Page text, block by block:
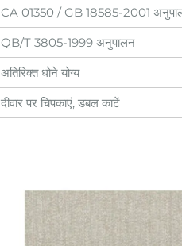
CA 01350 / GB 18585-2001
QB/T 3805-1999 अनुपालन
अतिरिक्त धोने योग्य
दीवार पर चिपकाएं, डबल काटें